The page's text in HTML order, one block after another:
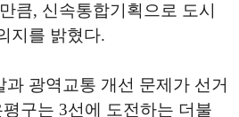
큼, 신속통합기획으로 도시
지를 밝혔다.
광역교통 개선 문제가 선거
구는 3선에 도전하는 더불